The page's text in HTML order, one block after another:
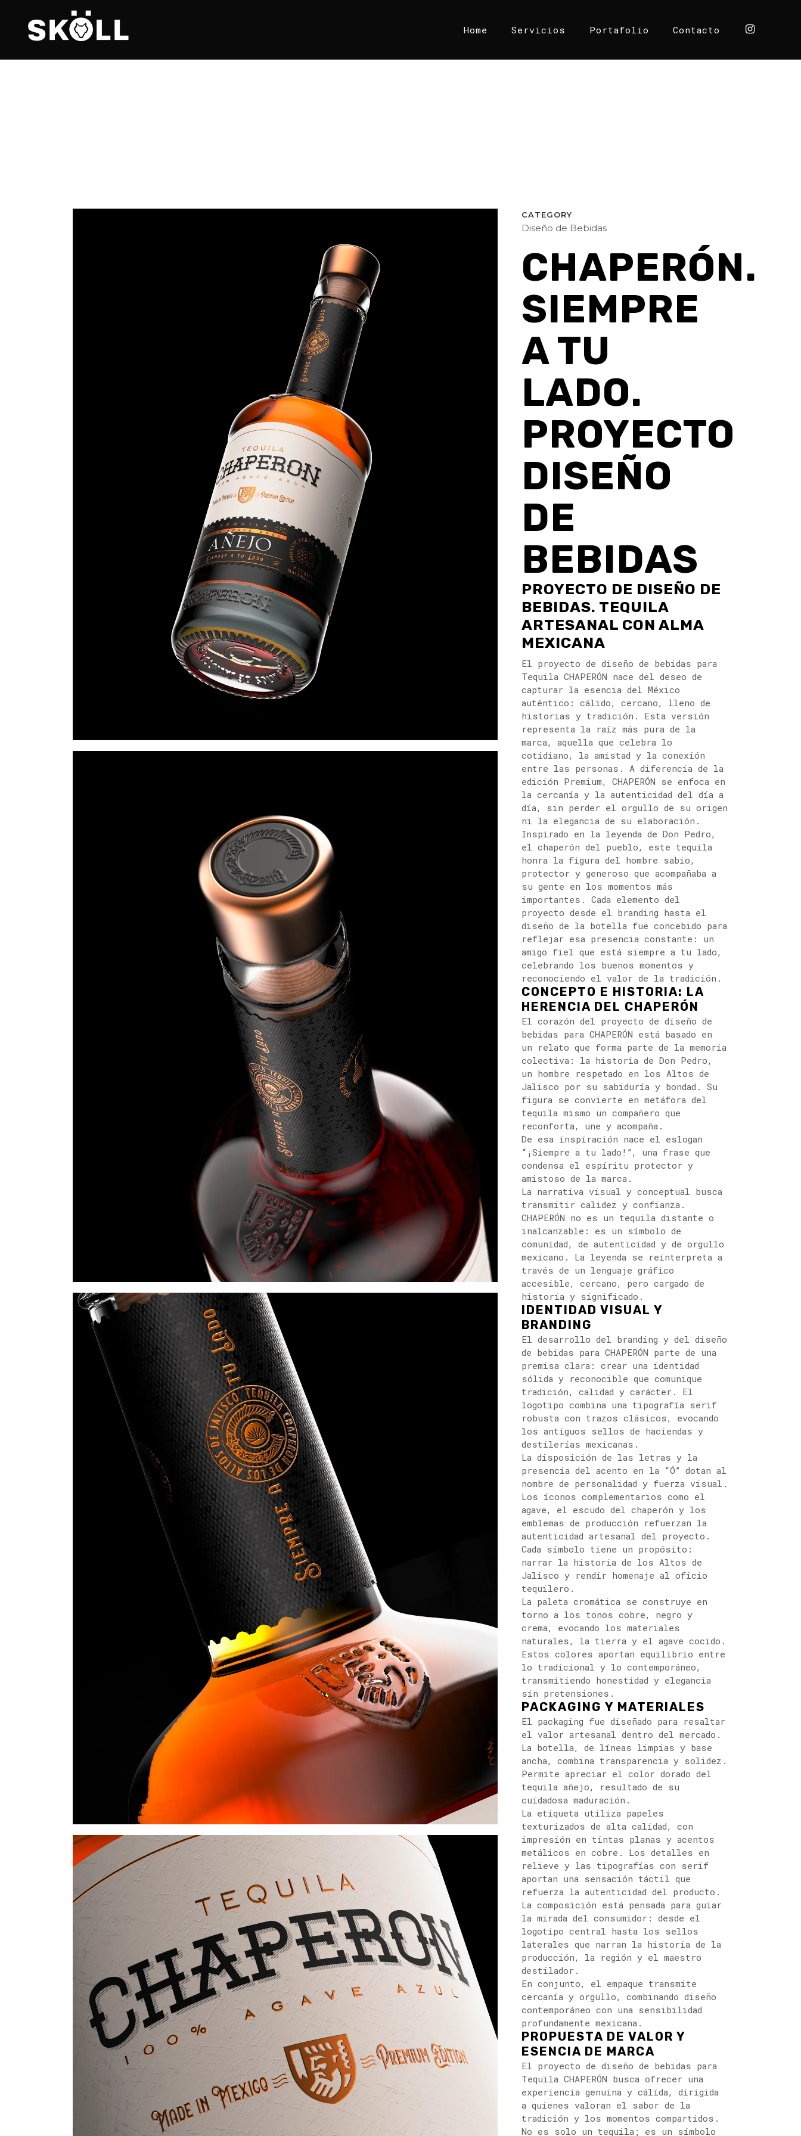
Home Servicios Portafolio Contacto
CATEGORY
Diseño de Bebidas
CHAPERÓN.
SIEMPRE
A TU
LADO.
PROYECTO
DISEÑO
DE
BEBIDAS
PROYECTO DE DISEÑO DE
BEBIDAS. TEQUILA
ARTESANAL CON ALMA
MEXICANA
El proyecto de diseño de bebidas para
Tequila CHAPERÓN nace del deseo de
capturar la esencia del México
auténtico: cálido, cercano, lleno de
historias y tradición. Esta versión
representa la raíz más pura de la
marca, aquella que celebra lo
cotidiano, la amistad y la conexión
entre las personas. A diferencia de la
edición Premium, CHAPERÓN se enfoca en
la cercanía y la autenticidad del día a
día, sin perder el orgullo de su origen
ni la elegancia de su elaboración.
Inspirado en la leyenda de Don Pedro,
el chaperón del pueblo, este tequila
honra la figura del hombre sabio,
protector y generoso que acompañaba a
su gente en los momentos más
importantes. Cada elemento del
proyecto desde el branding hasta el
diseño de la botella fue concebido para
reflejar esa presencia constante: un
amigo fiel que está siempre a tu lado,
celebrando los buenos momentos y
reconociendo el valor de la tradición.
CONCEPTO E HISTORIA: LA
HERENCIA DEL CHAPERÓN
El corazón del proyecto de diseño de
bebidas para CHAPERÓN está basado en
un relato que forma parte de la memoria
colectiva: la historia de Don Pedro,
un hombre respetado en los Altos de
Jalisco por su sabiduría y bondad. Su
figura se convierte en metáfora del
tequila mismo un compañero que
reconforta, une y acompaña.
De esa inspiración nace el eslogan
“¡Siempre a tu lado!”, una frase que
condensa el espíritu protector y
amistoso de la marca.
La narrativa visual y conceptual busca
transmitir calidez y confianza.
CHAPERÓN no es un tequila distante o
inalcanzable: es un símbolo de
comunidad, de autenticidad y de orgullo
mexicano. La leyenda se reinterpreta a
través de un lenguaje gráfico
accesible, cercano, pero cargado de
historia y significado.
IDENTIDAD VISUAL Y
BRANDING
El desarrollo del branding y del diseño
de bebidas para CHAPERÓN parte de una
premisa clara: crear una identidad
sólida y reconocible que comunique
tradición, calidad y carácter. El
logotipo combina una tipografía serif
robusta con trazos clásicos, evocando
los antiguos sellos de haciendas y
destilerías mexicanas.
La disposición de las letras y la
presencia del acento en la “Ó” dotan al
nombre de personalidad y fuerza visual.
Los íconos complementarios como el
agave, el escudo del chaperón y los
emblemas de producción refuerzan la
autenticidad artesanal del proyecto.
Cada símbolo tiene un propósito:
narrar la historia de los Altos de
Jalisco y rendir homenaje al oficio
tequilero.
La paleta cromática se construye en
torno a los tonos cobre, negro y
crema, evocando los materiales
naturales, la tierra y el agave cocido.
Estos colores aportan equilibrio entre
lo tradicional y lo contemporáneo,
transmitiendo honestidad y elegancia
sin pretensiones.
PACKAGING Y MATERIALES
El packaging fue diseñado para resaltar
el valor artesanal dentro del mercado.
La botella, de líneas limpias y base
ancha, combina transparencia y solidez.
Permite apreciar el color dorado del
tequila añejo, resultado de su
cuidadosa maduración.
La etiqueta utiliza papeles
texturizados de alta calidad, con
impresión en tintas planas y acentos
metálicos en cobre. Los detalles en
relieve y las tipografías con serif
aportan una sensación táctil que
refuerza la autenticidad del producto.
La composición está pensada para guiar
la mirada del consumidor: desde el
logotipo central hasta los sellos
laterales que narran la historia de la
producción, la región y el maestro
destilador.
En conjunto, el empaque transmite
cercanía y orgullo, combinando diseño
contemporáneo con una sensibilidad
profundamente mexicana.
PROPUESTA DE VALOR Y
ESENCIA DE MARCA
El proyecto de diseño de bebidas para
Tequila CHAPERÓN busca ofrecer una
experiencia genuina y cálida, dirigida
a quienes valoran el sabor de la
tradición y los momentos compartidos.
No es solo un tequila; es un símbolo